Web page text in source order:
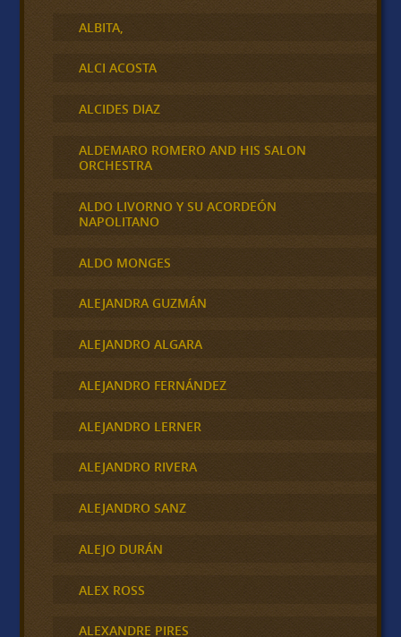
ALBITA,
ALCI ACOSTA
ALCIDES DIAZ
ALDEMARO ROMERO AND HIS SALON
ORCHESTRA
ALDO LIVORNO Y SU ACORDEÓN
NAPOLITANO
ALDO MONGES
ALEJANDRA GUZMÁN
ALEJANDRO ALGARA
ALEJANDRO FERNÁNDEZ
ALEJANDRO LERNER
ALEJANDRO RIVERA
ALEJANDRO SANZ
ALEJO DURÁN
ALEX ROSS
ALEXANDRE PIRES